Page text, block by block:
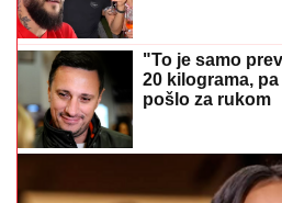
"To je samo
20 kilograma,
pošlo za rukom